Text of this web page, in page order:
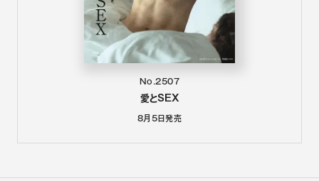
No.2507
愛とSEX
8月5日発売